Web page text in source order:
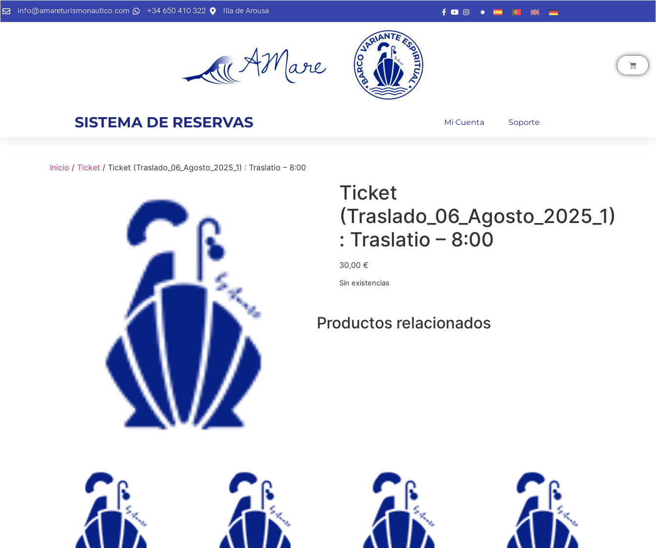
info@amareturismonautico.com +34 650 410 322 Illa de Arousa
SISTEMA DE RESERVAS Mi Cuenta Soporte
Inicio / Ticket / Ticket (Traslado_06_Agosto_2025_1) : Traslatio – 8:00
Ticket
(Traslado_06_Agosto_2025_1)
: Traslatio – 8:00
30,00 €
Sin existencias
Productos relacionados